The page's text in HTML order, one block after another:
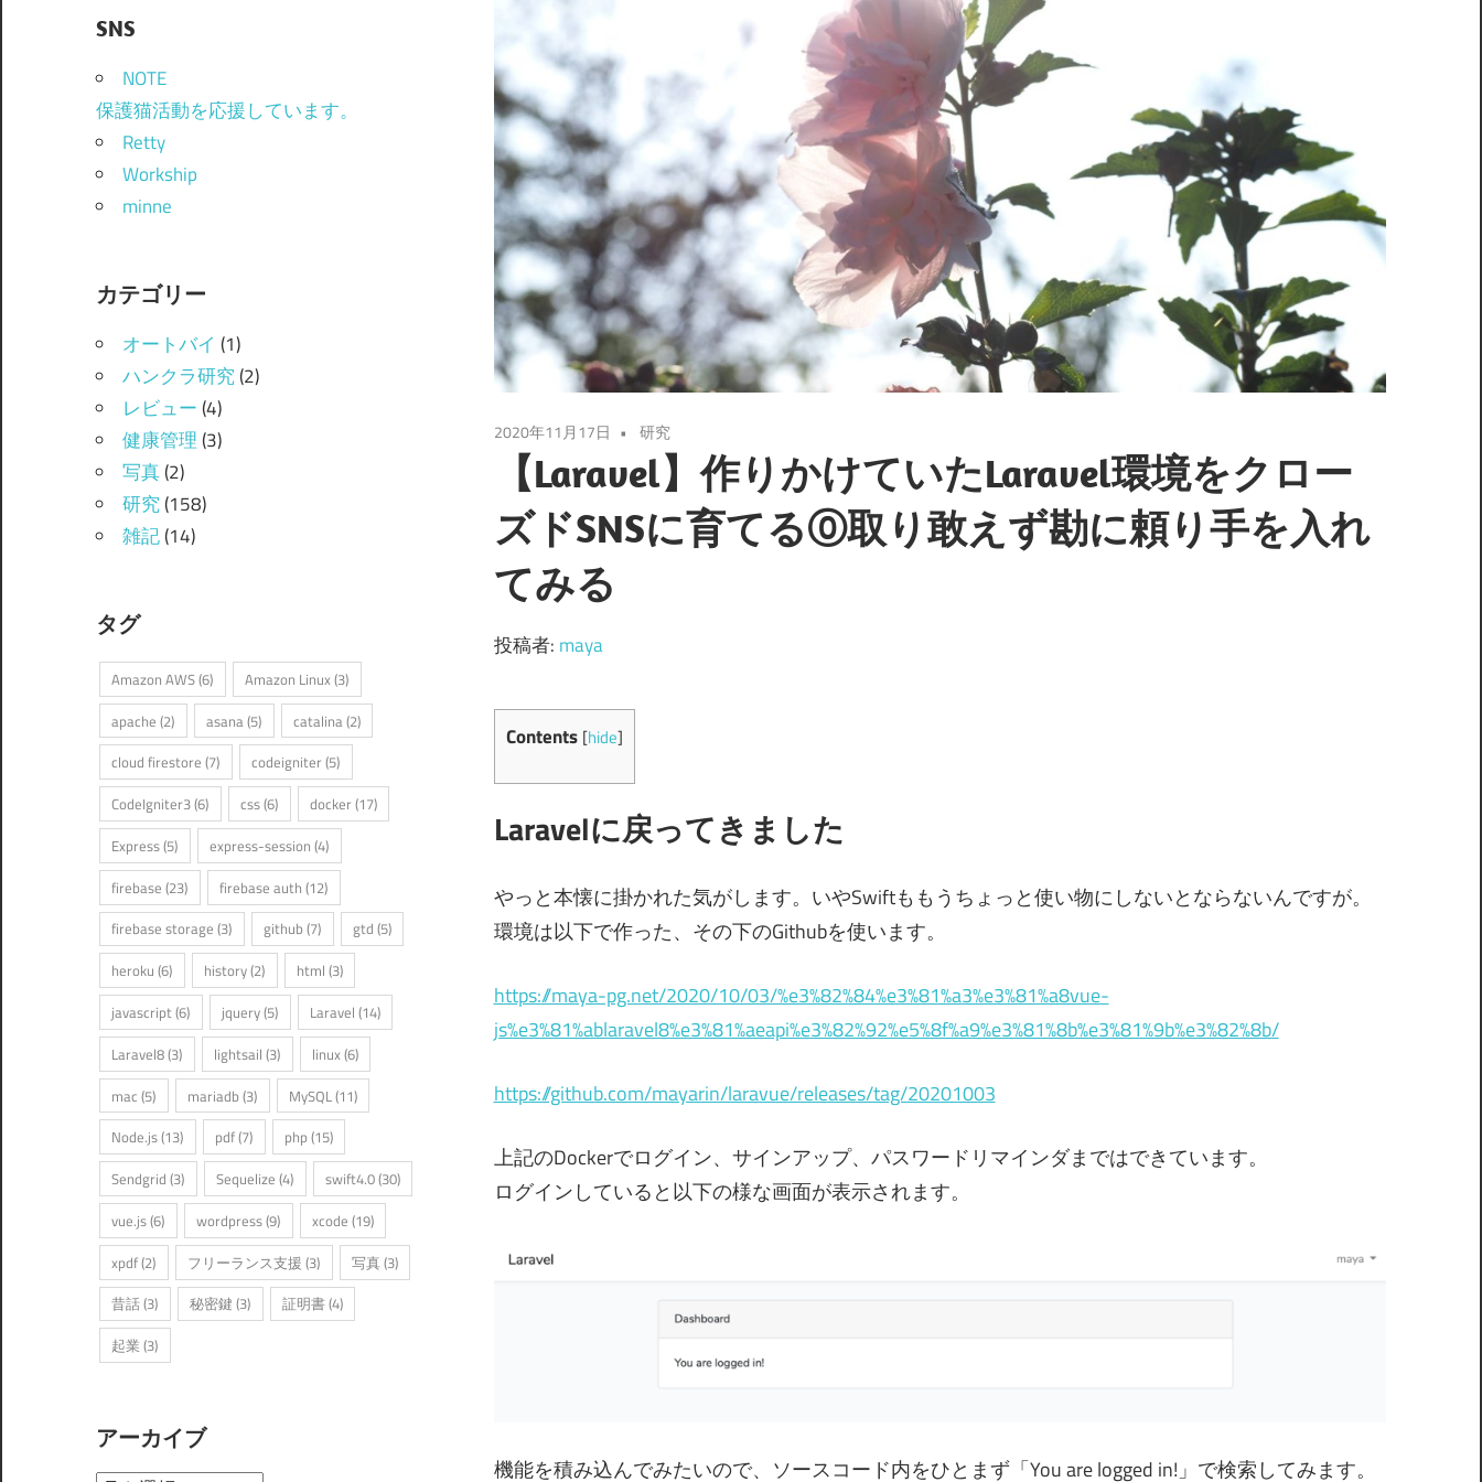
2020年11月17日 研究
【Laravel】作りかけていたLaravel環境をクロー
ズドSNSに育てる⓪取り敢えず勘に頼り手を入れ
てみる
投稿者: maya
Contents [hide]
Laravelに戻ってきました
やっと本懐に掛かれた気がします。いやSwiftももうちょっと使い物にしないとならないんですが。
環境は以下で作った、その下のGithubを使います。
https://maya-pg.net/2020/10/03/%e3%82%84%e3%81%a3%e3%81%a8vue-
js%e3%81%ablaravel8%e3%81%aeapi%e3%82%92%e5%8f%a9%e3%81%8b%e3%81%9b%e3%82%8b/
https://github.com/mayarin/laravue/releases/tag/20201003
上記のDockerでログイン、サインアップ、パスワードリマインダまではできています。
ログインしていると以下の様な画面が表示されます。
機能を積み込んでみたいので、ソースコード内をひとまず「You are logged in!」で検索してみます。
SNS
NOTE
保護猫活動を応援しています。
Retty
Workship
minne
カテゴリー
オートバイ (1)
ハンクラ研究(2)
レビュー(4)
健康管理(3)
写真(2)
研究(158)
雑記(14)
タグ
Amazon AWS(6) Amazon Linux(3)
apache (2) asana (5) catalina (2)
cloud firestore (7) codeigniter (5)
CodeIgniter3(6) css(6) docker (17)
Express(5) express-session (4)
firebase (23) firebase auth (12)
firebase storage (3) github (7) gtd (5)
heroku (6) history(2) html (3)
javascript(6) jquery(5) Laravel (14)
Laravel8(3) lightsail (3) linux(6)
mac (5) mariadb (3) MySQL(11)
Node.js(13) pdf(7) php(15)
Sendgrid (3) Sequelize (4) swift4.0(30)
vue.js(6) wordpress(9) xcode (19)
xpdf(2) フリーランス支援 (3) 写真(3)
昔話(3) 秘密鍵 (3) 証明書(4)
起業 (3)
アーカイブ